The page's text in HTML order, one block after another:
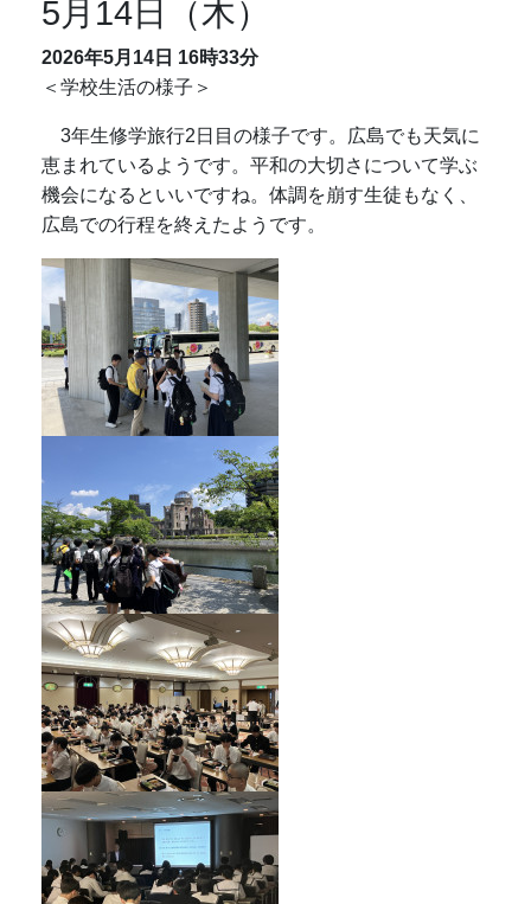
5月14日（木）
2026年5月14日 16時33分
＜学校生活の様子＞
3年生修学旅行2日目の様子です。広島でも天気に
恵まれているようです。平和の大切さについて学ぶ
機会になるといいですね。体調を崩す生徒もなく、
広島での行程を終えたようです。